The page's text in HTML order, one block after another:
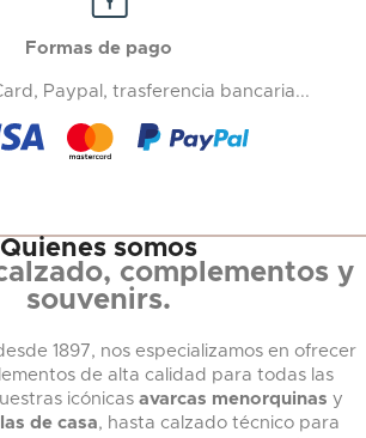
Formas de pago
Paypal, trasferencia bancaria...
Quienes somos
complementos y
souvenirs.
1897, nos especializamos en ofrecer
de alta calidad para todas las
icónicas avarcas menorquinas y
de casa, hasta calzado técnico para